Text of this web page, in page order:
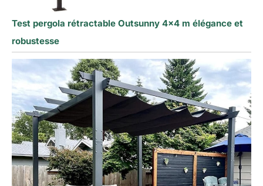
Test pergola rétractable Outsunny 4×4 m élégance et
robustesse